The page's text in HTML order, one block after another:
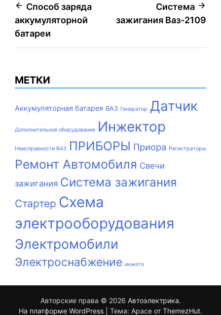
Навигация
по
записям
Способ заряда
аккумуляторной
батареи
Система
зажигания Ваз-2109
МЕТКИ
Аккумуляторная батарея ВАЗ Генератор Датчик
Дополнительное оборудование Инжектор
Неисправности ВАЗ ПРИБОРЫ Приора Регистраторы
Ремонт Автомобиля Свечи
зажигания Система зажигания
Стартер Схема
электрооборудования
Электромобили
Электроснабжение инжето
Авторские права © 2026 Автоэлектрика.
На платформе WordPress
Тема: Apace от ThemezHut.